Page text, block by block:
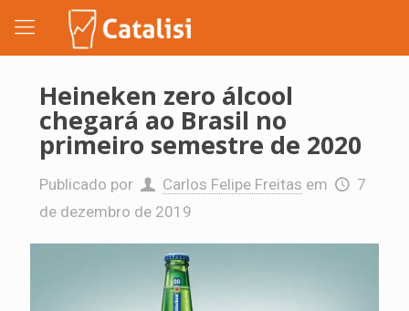
Heineken zero álcool
chegará ao Brasil no
primeiro semestre de 2020
Publicado por Carlos Felipe Freitas em
7
de dezembro de 2019